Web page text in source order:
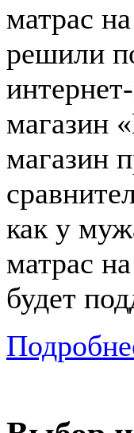
матрас
решили
магазин
магазин
как у
матрас
будет